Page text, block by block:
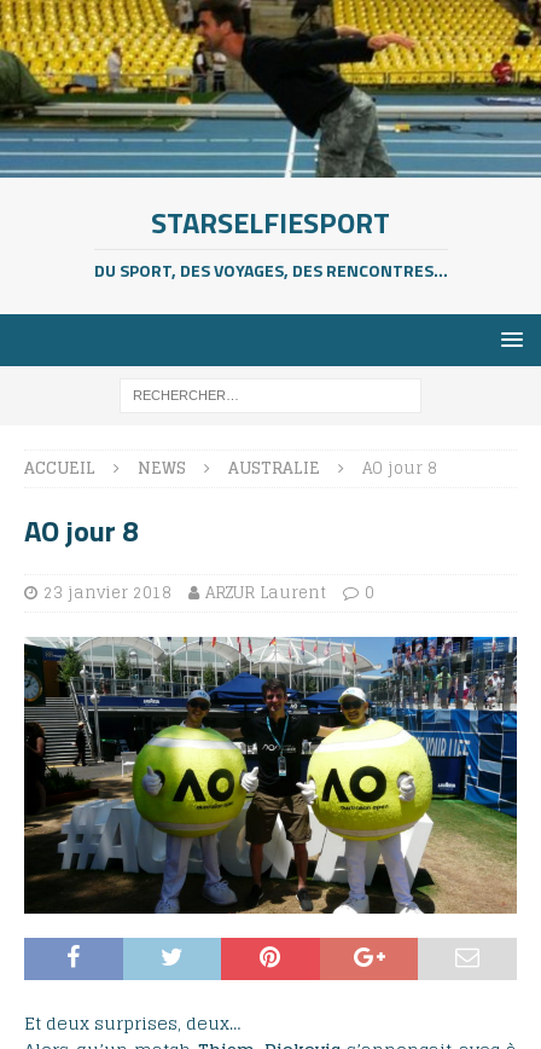
STARSELFIESPORT
DU SPORT, DES VOYAGES, DES RENCONTRES...
ACCUEIL NEWS AUSTRALIE AO jour 8
AO jour 8
23 janvier 2018 ARZUR Laurent 0
Et deux surprises, deux…